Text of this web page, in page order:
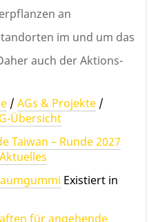
an
im und um das
auch der Aktions-
/ AGs & Projekte /
Übersicht
Taiwan – Runde 2027
Aktuelles
Existiert in
für angehende